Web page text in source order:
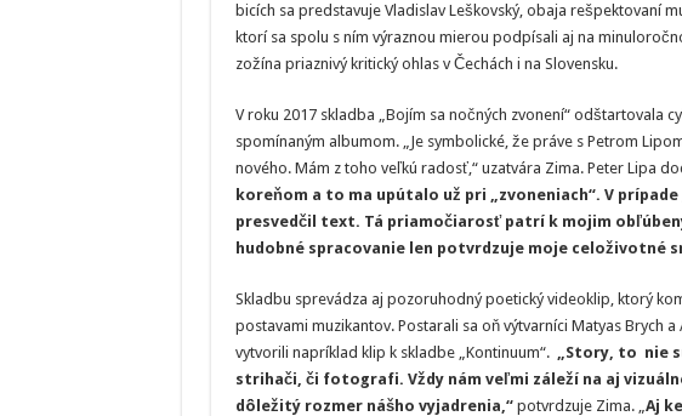
bicích sa predstavuje Vladislav Leškovský, obaja rešpektovaní
ktorí sa spolu s ním výraznou mierou podpísali aj na
zožína priaznivý kritický ohlas v Čechách i na Slovensku.
V roku 2017 skladba „Bojím sa nočných zvonení“ odštartovala
spomínaným albumom. „Je symbolické, že práve s Petrom
nového. Mám z toho veľkú radosť,“ uzatvára Zima. Peter Lipa
koreňom a to ma upútalo už pri „zvoneniach“. V
presvedčil text. Tá priamočiarosť patrí k mojim
hudobné spracovanie len potvrdzuje moje celoživotné
Skladbu sprevádza aj pozoruhodný poetický videoklip, ktorý
postavami muzikantov. Postarali sa oň výtvarníci Matyas Brych
vytvorili napríklad klip k skladbe „Kontinuum“. „Story, to nie
strihači, či fotografi. Vždy nám veľmi záleží na aj
dôležitý rozmer nášho vyjadrenia,“potvrdzuje Zima. „Aj